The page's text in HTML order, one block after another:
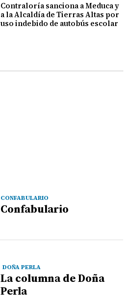
Contraloría sanciona a Meduca y
a la Alcaldía de Tierras Altas por
uso indebido de autobús escolar
CONFABULARIO
Confabulario
DOÑA PERLA
La columna de Doña
Perla